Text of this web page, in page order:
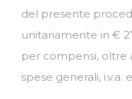
del presente
unitariamente in €
per compensi, oltre
spese generali, i.v.a.